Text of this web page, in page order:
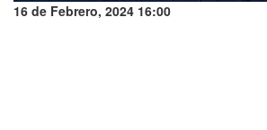
16 de Febrero, 2024 16:00